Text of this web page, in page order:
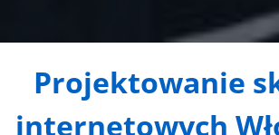
Projektowanie
internetowych